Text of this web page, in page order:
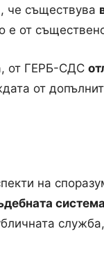
че съществува
е от
от ГЕРБ-СДС
от
на
система